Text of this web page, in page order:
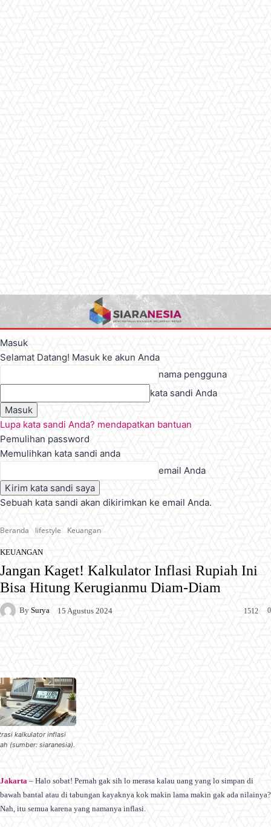
Masuk
Selamat Datang! Masuk ke akun Anda
nama pengguna
kata sandi Anda
Lupa kata sandi Anda? mendapatkan bantuan
Pemulihan password
Memulihkan kata sandi anda
email Anda
Sebuah kata sandi akan dikirimkan ke email Anda.
Beranda lifestyle Keuangan
KEUANGAN
Jangan Kaget! Kalkulator Inflasi Rupiah Ini
Bisa Hitung Kerugianmu Diam-Diam
By Surya 15 Agustus 2024 0
1512
kalkulator inflasi
(sumber: siaranesia).
Jakarta – Halo sobat! Pernah gak sih lo merasa kalau uang yang lo simpan di
bawah bantal atau di tabungan kayaknya kok makin lama makin gak ada nilainya?
Nah, itu semua karena yang namanya inflasi.